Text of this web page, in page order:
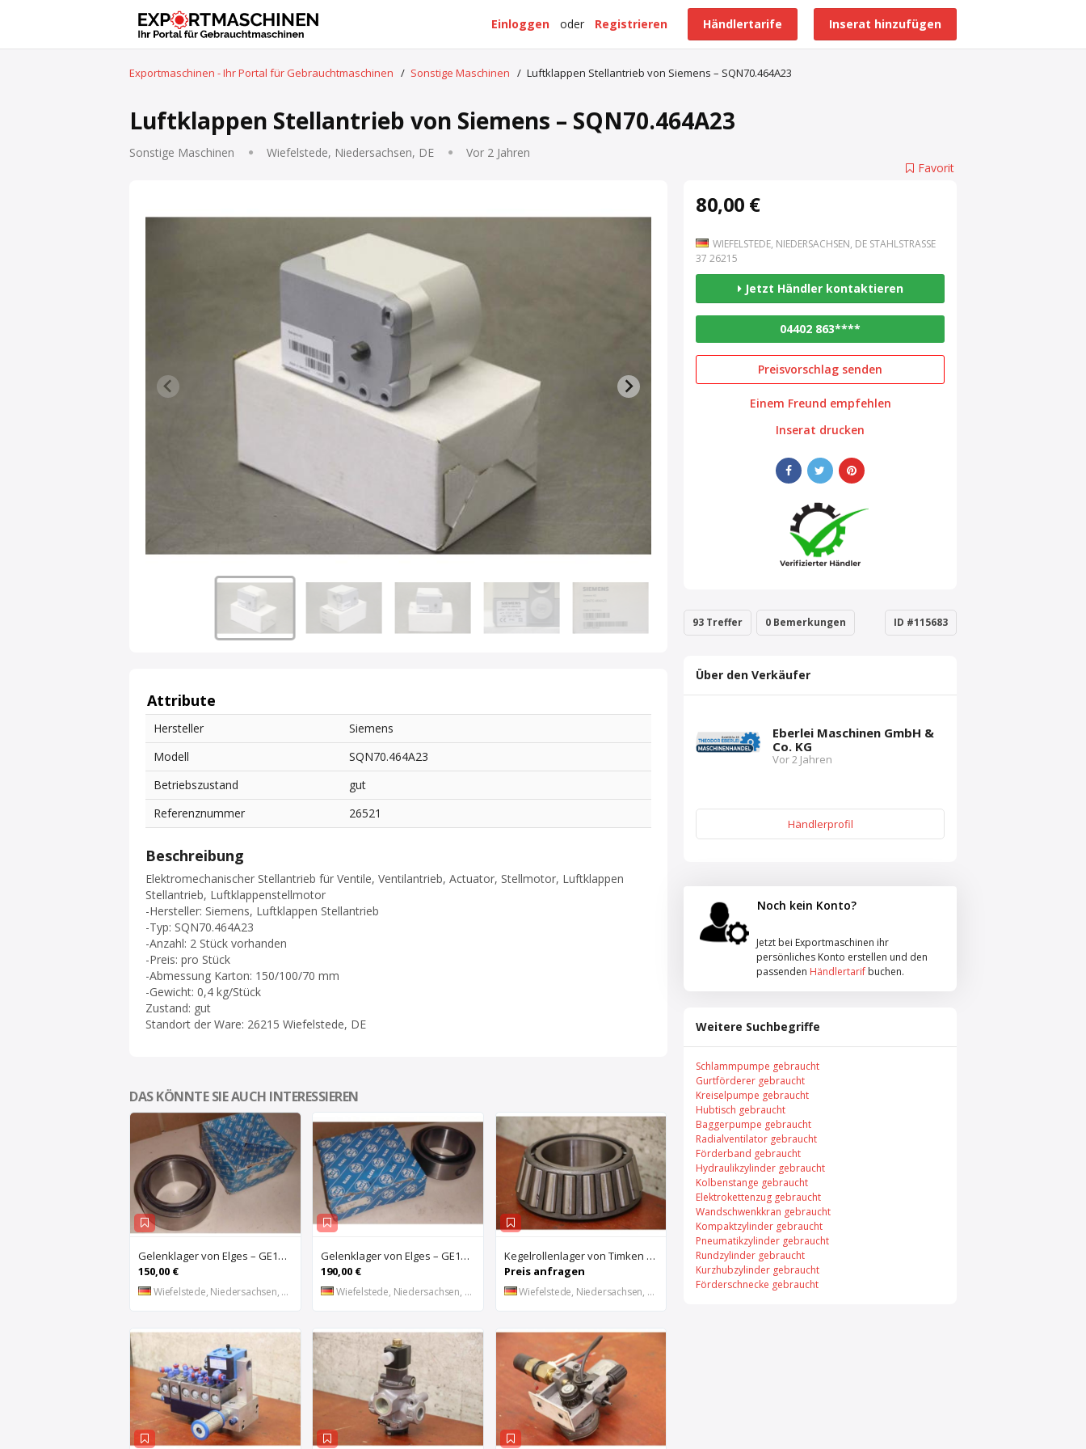
Inserat hinzufügen
Händlertarife
Registrieren
oder
Einloggen
Exportmaschinen - Ihr Portal für Gebrauchtmaschinen / Sonstige Maschinen / Luftklappen Stellantrieb von Siemens – SQN70.464A23
Luftklappen Stellantrieb von Siemens – SQN70.464A23
Sonstige Maschinen Wiefelstede, Niedersachsen, DE Vor 2 Jahren
Attribute
Hersteller
Siemens
Modell
SQN70.464A23
Betriebszustand
gut
Referenznummer
26521
Beschreibung
Elektromechanischer Stellantrieb für Ventile, Ventilantrieb, Actuator, Stellmotor, Luftklappen
Stellantrieb, Luftklappenstellmotor
-Hersteller: Siemens, Luftklappen Stellantrieb
-Typ: SQN70.464A23
-Anzahl: 2 Stück vorhanden
-Preis: pro Stück
-Abmessung Karton: 150/100/70 mm
-Gewicht: 0,4 kg/Stück
Zustand: gut
Standort der Ware: 26215 Wiefelstede, DE
DAS KÖNNTE SIE AUCH INTERESSIEREN
Gelenklager von Elges – GE120UK-2RS
150,00 €
Wiefelstede, Niedersachsen, DE
Gelenklager von Elges – GE140UK-2RS
190,00 €
Wiefelstede, Niedersachsen, DE
Kegelrollenlager von Timken – HH421246 C
Preis anfragen
Wiefelstede, Niedersachsen, DE
Favorit
80,00 €
WIEFELSTEDE, NIEDERSACHSEN, DE STAHLSTRASSE 3
7 26215
Jetzt Händler kontaktieren
04402 863****
Preisvorschlag senden
Einem Freund empfehlen
Inserat drucken
93 Treffer 0 Bemerkungen ID #115683
Über den Verkäufer
Eberlei Maschinen GmbH &
Co. KG
Vor 2 Jahren
Händlerprofil
Noch kein Konto?
Jetzt bei Exportmaschinen ihr
persönliches Konto erstellen und den
passenden Händlertarif buchen.
Weitere Suchbegriffe
Schlammpumpe gebraucht
Gurtförderer gebraucht
Kreiselpumpe gebraucht
Hubtisch gebraucht
Baggerpumpe gebraucht
Radialventilator gebraucht
Förderband gebraucht
Hydraulikzylinder gebraucht
Kolbenstange gebraucht
Elektrokettenzug gebraucht
Wandschwenkkran gebraucht
Kompaktzylinder gebraucht
Pneumatikzylinder gebraucht
Rundzylinder gebraucht
Kurzhubzylinder gebraucht
Förderschnecke gebraucht